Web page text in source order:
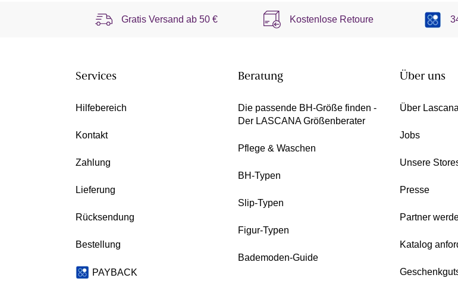
Gratis Versand ab50 € Kostenlose Retoure
Services
Hilfebereich
Kontakt
Zahlung
Lieferung
Rücksendung
Bestellung
PAYBACK
Beratung
Die passende BH-Größe finden -
Der LASCANA Größenberater
Pflege & Waschen
BH-Typen
Slip-Typen
Figur-Typen
Bademoden-Guide
Über uns
Über Lascana
Jobs
Unsere
Presse
Partner
Katalog